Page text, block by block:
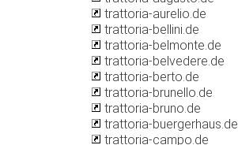
trattoria-aurelio.de
trattoria-bellini.de
trattoria-belmonte.de
trattoria-belvedere.de
trattoria-berto.de
trattoria-brunello.de
trattoria-bruno.de
trattoria-buergerhaus.de
trattoria-campo.de